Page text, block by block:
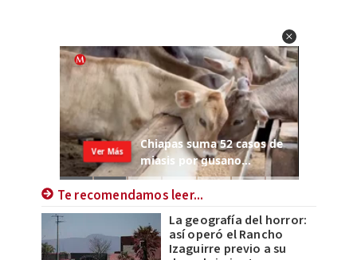
Te recomendamos leer...
La geografía del horror:
así operó el Rancho
Izaguirre previo a su